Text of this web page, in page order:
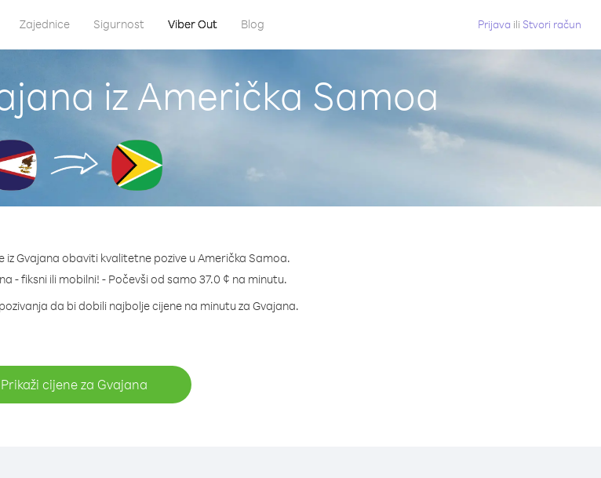
Zajednice Sigurnost Viber Out Blog Prijava ili Stvori račun
iz Američka Samoa
iz Gvajana obaviti kvalitetne pozive u Američka Samoa.
- fiksni ili mobilni! - Počevši od samo 37.0 ¢ na minutu.
da bi dobili najbolje cijene na minutu za Gvajana.
Prikaži cijene za Gvajana